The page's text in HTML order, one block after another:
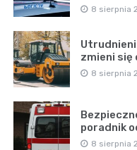
8 sierpnia
zmieni się
8 sierpnia
poradnik
8 sierpnia